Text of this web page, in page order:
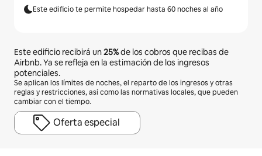
Este edificio te permite hospedar hasta 60 noches al año
Este edificio recibirá un25%de los cobros que recibas de
Airbnb. Ya se refleja en la estimación de los ingresos
potenciales.
Se aplican los límites de noches, el reparto de los ingresos y otras
reglas y restricciones, así como las normativas locales, que pueden
cambiar con el tiempo.
Oferta especial